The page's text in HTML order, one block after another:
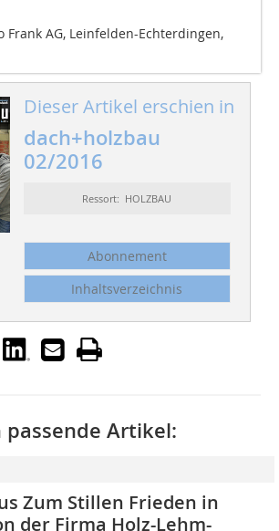
Frank AG, Leinfelden-Echterdingen,
Dieser Artikel erschien in
dach+holzbau
02/2016
Ressort: HOLZBAU
Abonnement
Inhaltsverzeichnis
passende Artikel:
Zum Stillen Frieden in
der Firma Holz-Lehm-